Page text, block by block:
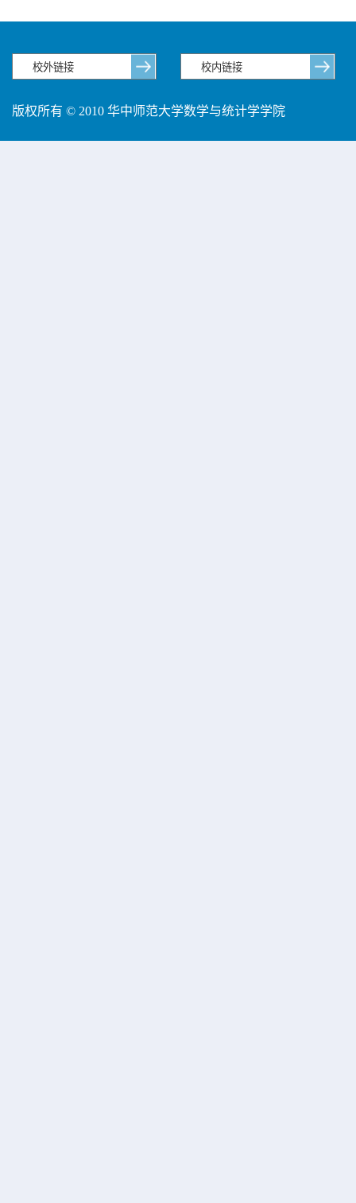
版权所有 © 2010 华中师范大学数学与统计学学院